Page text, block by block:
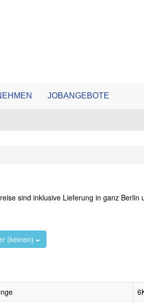
JOBANGEBOTE
sind inklusive Lieferung in ganz Berlin
(keinen)